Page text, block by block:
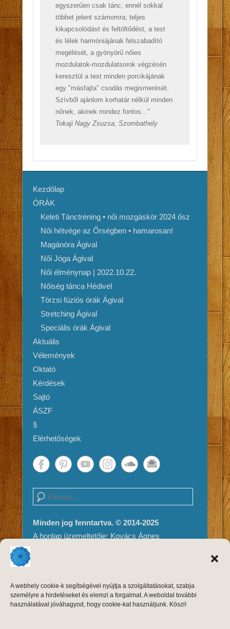
A webhely cookie-k segítségével nyújtja a szolgáltatásokat, szabja
személyre a hirdetéseket és elemzi a forgalmat. A weboldal további
használatával jóváhagyod, hogy cookie-kat használjunk. Köszi!
egyszerűen csak tánc, ennél sokkal
többet jelent számomra; teljes
kikapcsolódást és feltöltődést, a test
és lélek harmóniájának felszabadító
megélését, a gyönyörű nőies
mozdulatok-mozdulatsorok végzésén
keresztül a test minden porcikájának
egy "másfajta" csodás megismerését.
Szívből ajánlom korhatár nélkül minden
nőnek, akinek mindez fontos..."
Tokaji Nagy Zsuzsa, Szombathely
Kezdőlap
ÓRÁK
Keleti Tánctréning • női mozgáskör 2024 ősz
Női hétvége az Őrségben • hamarosan!
Magánóra Ágival
Női Jóga Ágival
Női élménynap | 2022.10.22.
Nőiség tánca Hédivel
Törzsi fúziós órák Ágival
Stretching Ágival
Speciális órák Ágival
Aktuális
Vélemények
Oktató
Kérdések
Sajtó
ÁSZF
§
Elérhetőségek
Search
Minden jog fenntartva. © 2014-2025
A honlap üzemeltetője: Kovács Ágnes
jogvédelem alatt áll, másolni, módosítani
kizárólag a szerző, Kovács Ágnes írásos